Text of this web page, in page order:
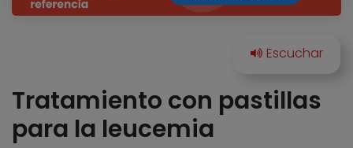
Tratamiento con pastillas
para la leucemia